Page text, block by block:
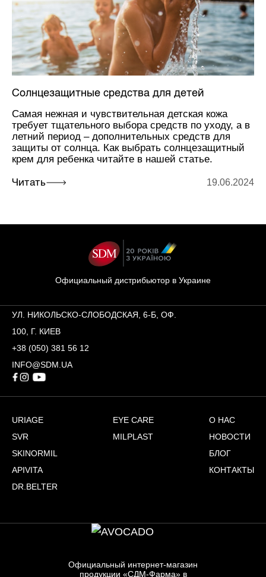
Солнцезащитные средства для детей
Самая нежная и чувствительная детская кожа
требует тщательного выбора средств по уходу, а в
летний период – дополнительных средств для
защиты от солнца. Как выбрать солнцезащитный
крем для ребенка читайте в нашей статье.
Читать 19.06.2024
Официальный дистрибьютор в Украине
УЛ. НИКОЛЬСКО-СЛОБОДСКАЯ, 6-Б, ОФ.
100, Г. КИЕВ
+38 (050) 381 56 12
INFO@SDM.UA
URIAGE
SVR
SKINORMIL
APIVITA
DR.BELTER
EYE CARE
MILPLAST
О НАС
НОВОСТИ
БЛОГ
КОНТАКТЫ
Официальный интернет-магазин
продукции «СДМ-Фарма» в